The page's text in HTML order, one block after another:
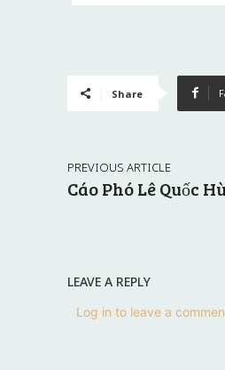
Share
PREVIOUS ARTICLE
Cáo Phó Lê Quốc
LEAVE A REPLY
Log in to leave a